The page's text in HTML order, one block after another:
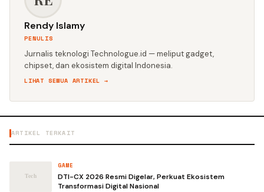
Rendy Islamy
PENULIS
Jurnalis teknologi Technologue.id — meliput gadget,
chipset, dan ekosistem digital Indonesia.
LIHAT SEMUA ARTIKEL →
ARTIKEL TERKAIT
GAME
DTI-CX 2026 Resmi Digelar, Perkuat Ekosistem
Transformasi Digital Nasional